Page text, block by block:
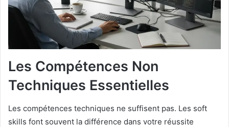
Les Compétences Non
Techniques Essentielles
Les compétences techniques ne suffisent pas. Les soft
skills font souvent la différence dans votre réussite